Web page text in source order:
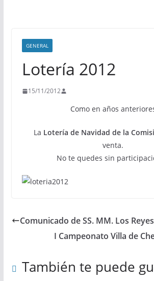
GENERAL
Lotería 2012
15/11/2012
Como en años
La Lotería de Navidad de la
venta.
No te quedes sin
Comunicado de SS. MM. Los
I Campeonato Villa de
También te puede